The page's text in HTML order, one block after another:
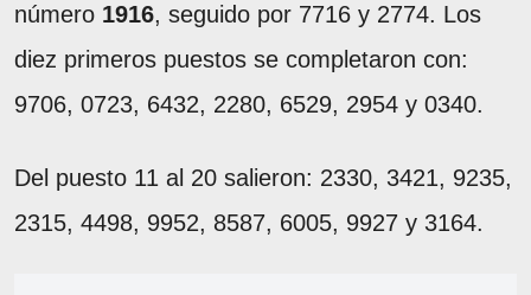
número 1916, seguido por 7716 y 2774. Los
diez primeros puestos se completaron con:
9706, 0723, 6432, 2280, 6529, 2954 y 0340.
Del puesto 11 al 20 salieron: 2330, 3421, 9235,
2315, 4498, 9952, 8587, 6005, 9927 y 3164.